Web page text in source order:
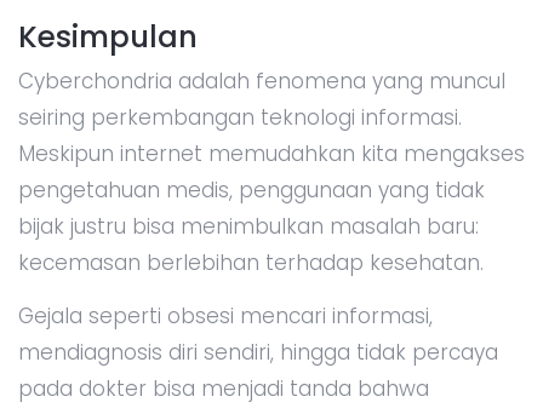
Kesimpulan
Cyberchondria adalah fenomena yang muncul
seiring perkembangan teknologi informasi.
Meskipun internet memudahkan kita mengakses
pengetahuan medis, penggunaan yang tidak
bijak justru bisa menimbulkan masalah baru:
kecemasan berlebihan terhadap kesehatan.
Gejala seperti obsesi mencari informasi,
mendiagnosis diri sendiri, hingga tidak percaya
pada dokter bisa menjadi tanda bahwa